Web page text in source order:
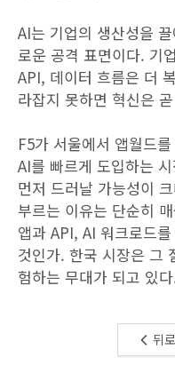
AI는 기업의 생산성을
로운 공격 표면이다. 기
API, 데이터 흐름은 더
라잡지 못하면 혁신은
F5가 서울에서 앱월드
AI를 빠르게 도입하는
먼저 드러날 가능성이
부르는 이유는 단순히
앱과 API, AI 워크로드
것인가. 한국 시장은 그
험하는 무대가 되고 있
뒤로